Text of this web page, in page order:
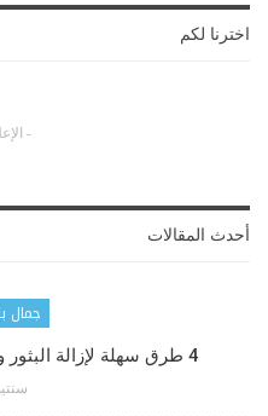
اخترنا لكم
- الإعلانات -
أحدث المقالات
جمال
4 طرق سهلة لإزالة البثور والرؤوس السوداء عن الظهر